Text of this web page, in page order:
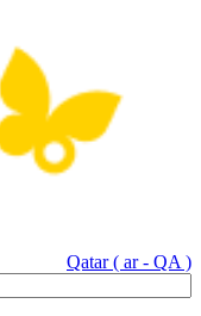
Qatar ( ar - QA )